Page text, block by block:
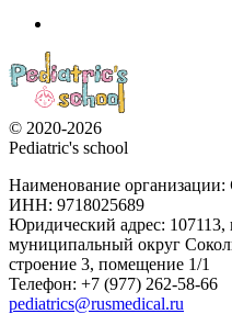
© 2020-2026
Pediatric's school
Наименование организации:
ИНН: 9718025689
Юридический адрес: 107113,
муниципальный округ
строение 3, помещение 1/1
Телефон: +7 (977) 262-58-66
pediatrics@rusmedical.ru